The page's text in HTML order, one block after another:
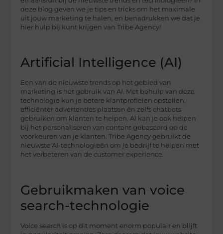
deze blog geven we je tips en tricks om het maximale
uit jouw marketing te halen, en benadrukken we dat je
hier hulp bij kunt krijgen van Tribe Agency!
Artificial Intelligence (AI)
Een van de nieuwste trends op het gebied van
marketing is het gebruik van AI. Met behulp van deze
technologie kun je betere klantprofielen opstellen,
efficiënter advertenties plaatsen én zelfs chatbots
gebruiken om klanten te helpen. AI kan je ook helpen
bij het personaliseren van content gebaseerd op de
voorkeuren van je klanten. Tribe Agency gebruikt de
nieuwste AI-technologieën om je bedrijf te helpen met
het verbeteren van de customer experience.
Gebruikmaken van voice
search-technologie
Voice search is op dit moment enorm populair en blijft